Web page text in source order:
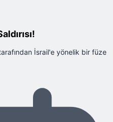
İsrail'e yönelik bir füze